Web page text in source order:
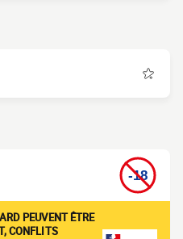
PEUVENT ÊTRE
CONFLITS